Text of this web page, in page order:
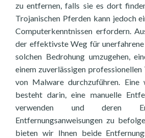
zu entfernen, falls sie es dort
Trojanischen Pferden kann jedoch
Computerkenntnissen erfordern.
der effektivste Weg für
solchen Bedrohung umzugehen,
einem zuverlässigen
von Malware durchzuführen. Eine
besteht darin, eine manuelle
verwenden und deren
Entfernungsanweisungen zu
bieten wir Ihnen beide